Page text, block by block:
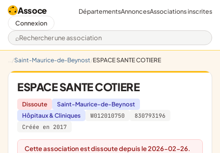
Assoce
Rechercher une association
DépartementsAnnoncesAssociations inscrites
Connexion
Saint-Maurice-de-Beynost ESPACE SANTE COTIERE
ESPACE SANTE COTIERE
Dissoute
Saint-Maurice-de-Beynost
Hôpitaux & Cliniques
W012010750
830793196
Créée en 2017
Cette association est dissoute depuis le 2026-02-26.